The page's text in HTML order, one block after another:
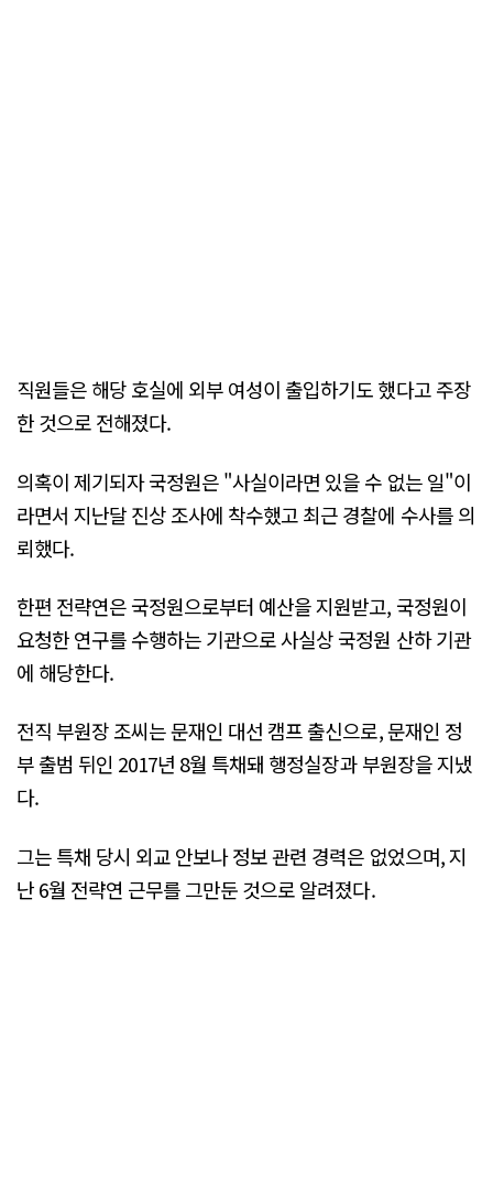
직원들은 해당 호실에 외부 여성이 출입하기도 했다고 주장
한 것으로 전해졌다.
의혹이 제기되자 국정원은 "사실이라면 있을 수 없는 일"이
라면서 지난달 진상 조사에 착수했고 최근 경찰에 수사를 의
뢰했다.
한편 전략연은 국정원으로부터 예산을 지원받고, 국정원이
요청한 연구를 수행하는 기관으로 사실상 국정원 산하 기관
에 해당한다.
전직 부원장 조씨는 문재인 대선 캠프 출신으로, 문재인 정
부 출범 뒤인 2017년 8월 특채돼 행정실장과 부원장을 지냈
다.
그는 특채 당시 외교 안보나 정보 관련 경력은 없었으며, 지
난 6월 전략연 근무를 그만둔 것으로 알려졌다.